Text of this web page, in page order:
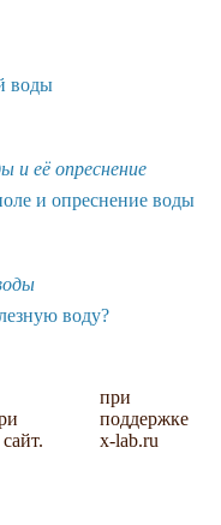
воды
и её опреснение
и опреснение воды
воду?
при
поддержке
x-lab.ru